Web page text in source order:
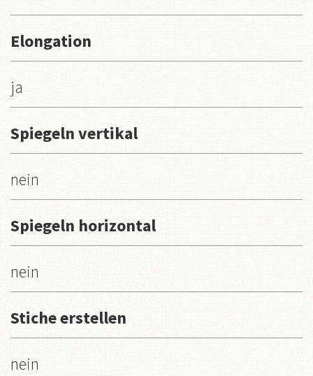
Elongation
ja
Spiegeln vertikal
nein
Spiegeln horizontal
nein
Stiche erstellen
nein